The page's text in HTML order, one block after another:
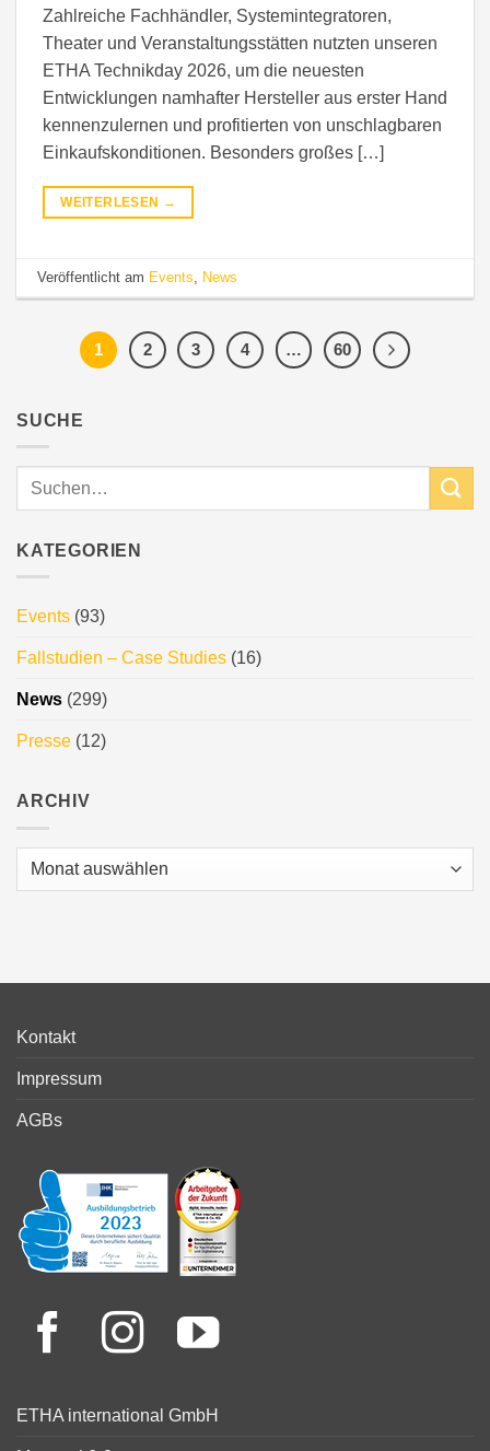
Zahlreiche Fachhändler, Systemintegratoren,
Theater und Veranstaltungsstätten nutzten unseren
ETHA Technikday 2026, um die neuesten
Entwicklungen namhafter Hersteller aus erster Hand
kennenzulernen und profitierten von unschlagbaren
Einkaufskonditionen. Besonders großes […]
WEITERLESEN →
Veröffentlicht am Events News
1 2 3 4 … 60
SUCHE
KATEGORIEN
Events (93)
Fallstudien – Case Studies (16)
News (299)
Presse (12)
ARCHIV
Archiv
Kontakt
Impressum
AGBs
ETHA international GmbH